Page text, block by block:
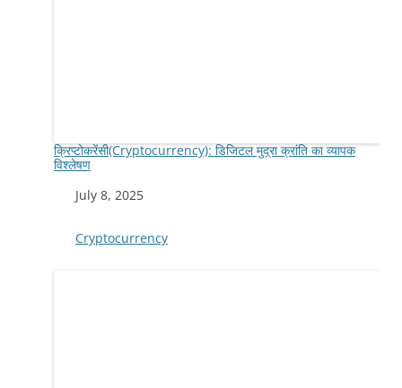
क्रिप्टोकरेंसी(Cryptocurrency): डिजिटल मुद्रा क्रांति का व्यापक
विश्लेषण
Date
July 8, 2025
In relation to
Cryptocurrency